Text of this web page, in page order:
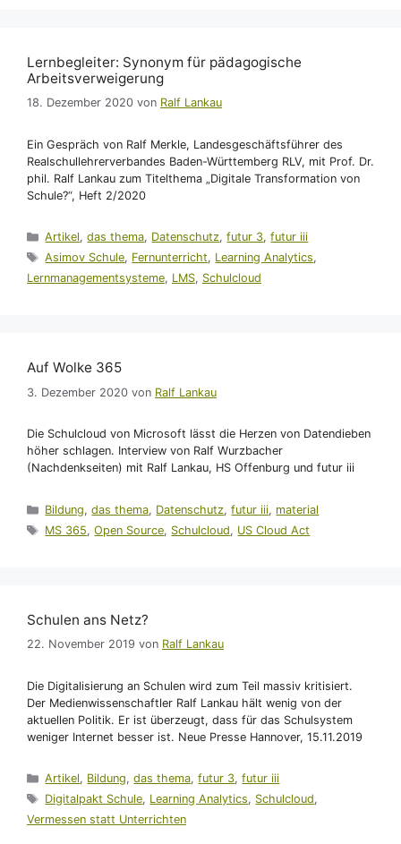
Lernbegleiter: Synonym für pädagogische
Arbeitsverweigerung
18. Dezember 2020 von Ralf Lankau
Ein Gespräch von Ralf Merkle, Landesgeschäftsführer des
Realschullehrerverbandes Baden-Württemberg RLV, mit Prof. Dr.
phil. Ralf Lankau zum Titelthema „Digitale Transformation von
Schule?“, Heft 2/2020
Kategorien
Artikel,das thema, Datenschutz,futur 3,futur iii
Schlagwörter
Asimov Schule, Fernunterricht, Learning Analytics,
Lernmanagementsysteme, LMS, Schulcloud
Auf Wolke 365
3. Dezember 2020 von Ralf Lankau
Die Schulcloud von Microsoft lässt die Herzen von Datendieben
höher schlagen. Interview von Ralf Wurzbacher
(Nachdenkseiten) mit Ralf Lankau, HS Offenburg und futur iii
Kategorien
Bildung,das thema, Datenschutz,futur iii, material
Schlagwörter
MS 365,Open Source, Schulcloud, US Cloud Act
Schulen ans Netz?
22. November 2019 von Ralf Lankau
Die Digitalisierung an Schulen wird zum Teil massiv kritisiert.
Der Medienwissenschaftler Ralf Lankau hält wenig von der
aktuellen Politik. Er ist überzeugt, dass für das Schulsystem
weniger Internet besser ist. Neue Presse Hannover, 15.11.2019
Kategorien
Artikel, Bildung,das thema,futur 3,futur iii
Schlagwörter
Digitalpakt Schule, Learning Analytics, Schulcloud,
Vermessen statt Unterrichten